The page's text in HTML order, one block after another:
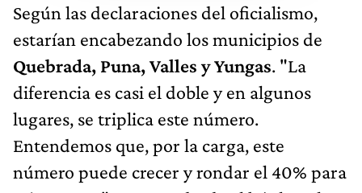
Según las declaraciones del oficialismo,
estarían encabezando los municipios de
Quebrada, Puna, Valles y Yungas. "La
diferencia es casi el doble y en algunos
lugares, se triplica este número.
Entendemos que, por la carga, este
número puede crecer y rondar el 40% para